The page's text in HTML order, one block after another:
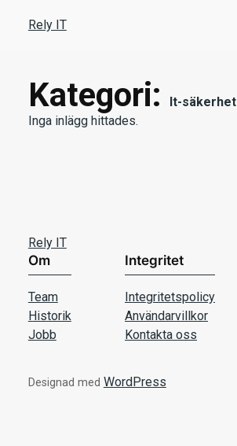
Rely IT
Kategori:
It-säkerhet
Inga inlägg hittades.
Rely IT
Om
Team
Historik
Jobb
Integritet
Integritetspolicy
Användarvillkor
Kontakta oss
Designad med WordPress